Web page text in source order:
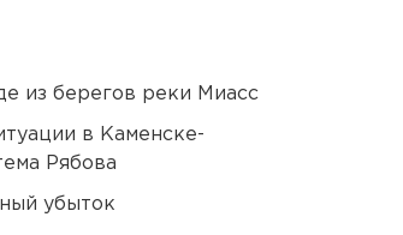
из берегов реки Миасс
в Каменске-
Рябова
убыток